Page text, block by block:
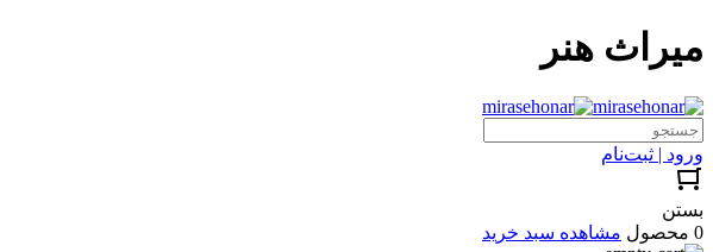
میراث هنر
ورود | ثبت‌نام
بستن
0 محصول
مشاهده سبد خرید